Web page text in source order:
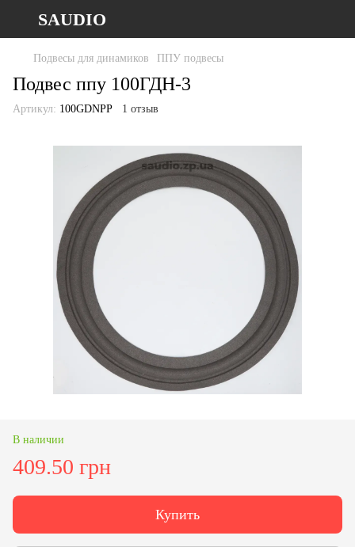
SAUDIO
Подвесы для динамиков ППУ подвесы
Подвес ппу 100ГДН-3
Артикул: 100GDNPP 1 отзыв
В наличии
409.50 грн
Купить